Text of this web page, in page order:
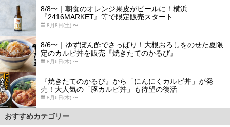
8/8〜｜朝食のオレンジ果皮がビールに！横浜
『2416MARKET』等で限定販売スタート
8月8日(土) 〜
8/6〜｜ゆずぽん酢でさっぱり！大根おろしをのせた夏限
定のカルビ丼を販売『焼きたてのかるび』
8月6日(木) 〜
『焼きたてのかるび』から「にんにくカルビ丼」が発
売！大人気の「豚カルビ丼」も待望の復活
8月6日(木) 〜
おすすめカテゴリー